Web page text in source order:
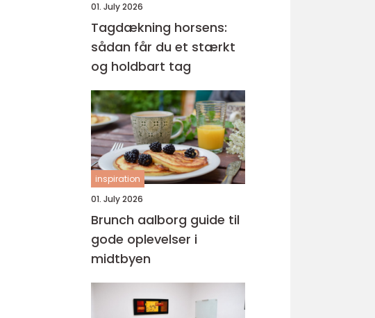
01. July 2026
Tagdækning horsens:
sådan får du et stærkt
og holdbart tag
inspiration
01. July 2026
Brunch aalborg guide til
gode oplevelser i
midtbyen